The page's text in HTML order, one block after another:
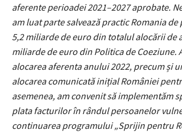
aferente perioadei 2021–2027 aprobate.
am luat parte salvează practic Romania de
5,2 miliarde de euro din totalul alocării de
miliarde de euro din Politica de Coeziune.
alocarea aferenta anului 2022, precum și
alocarea comunicată inițial României
asemenea, am convenit să implementăm
plata facturilor în rândul persoanelor
continuarea programului „Sprijin pentru